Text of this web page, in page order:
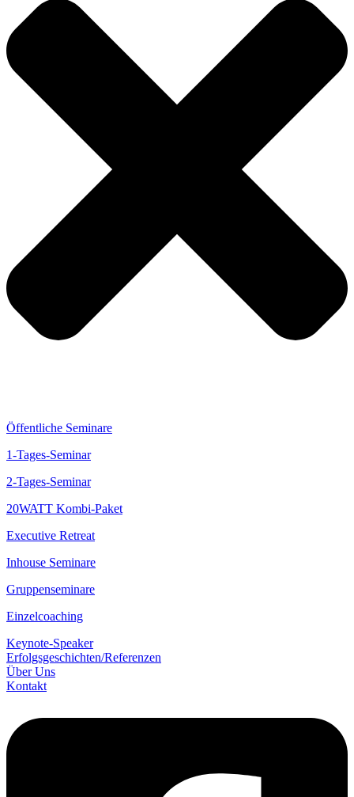
Öffentliche Seminare
1-Tages-Seminar
2-Tages-Seminar
20WATT Kombi-Paket
Executive Retreat
Inhouse Seminare
Gruppenseminare
Einzelcoaching
Keynote-Speaker
Erfolgsgeschichten/­Referenzen
Über Uns
Kontakt